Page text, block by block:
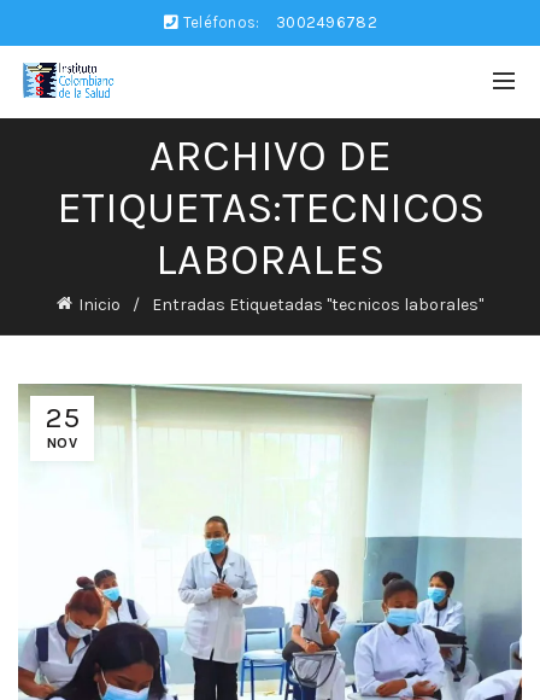
Teléfonos: 3002496782
ARCHIVO DE
ETIQUETAS:TECNICOS
LABORALES
Inicio Entradas Etiquetadas "tecnicos laborales"
25
NOV